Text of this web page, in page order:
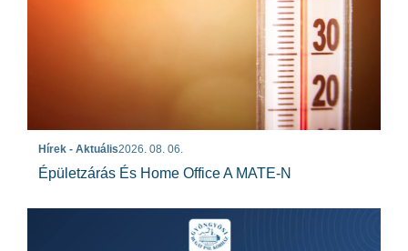
Hírek - Aktuális2026. 08. 06.
Épületzárás És Home Office A MATE-N